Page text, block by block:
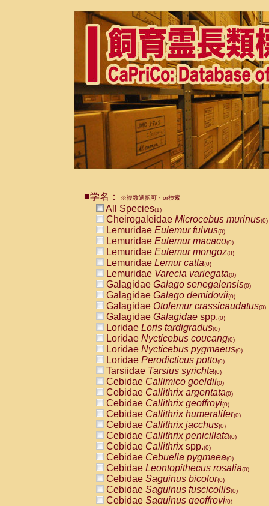
■学名： ※複数選択可・or検索
All Species(1)
Cheirogaleidae Microcebus murinus(0)
Lemuridae Eulemur fulvus(0)
Lemuridae Eulemur macaco(0)
Lemuridae Eulemur mongoz(0)
Lemuridae Lemur catta(0)
Lemuridae Varecia variegata(0)
Galagidae Galago senegalensis(0)
Galagidae Galago demidovii(0)
Galagidae Otolemur crassicaudatus(0)
Galagidae Galagidae spp.(0)
Loridae Loris tardigradus(0)
Loridae Nycticebus coucang(0)
Loridae Nycticebus pygmaeus(0)
Loridae Perodicticus potto(0)
Tarsiidae Tarsius syrichta(0)
Cebidae Callimico goeldii(0)
Cebidae Callithrix argentata(0)
Cebidae Callithrix geoffroyi(0)
Cebidae Callithrix humeralifer(0)
Cebidae Callithrix jacchus(0)
Cebidae Callithrix penicillata(0)
Cebidae Callithrixspp.(0)
Cebidae Cebuella pygmaea(0)
Cebidae Leontopithecus rosalia(0)
Cebidae Saguinus bicolor(0)
Cebidae Saguinus fuscicollis(0)
Cebidae Saguinus geoffroyi(0)